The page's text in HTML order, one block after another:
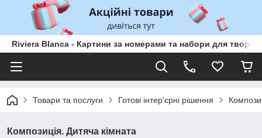
Riviera Blanca - Картини за номерами та набори для
Товари та послуги Готові інтер'єрні рішення
Композиція. Дитяча кімната